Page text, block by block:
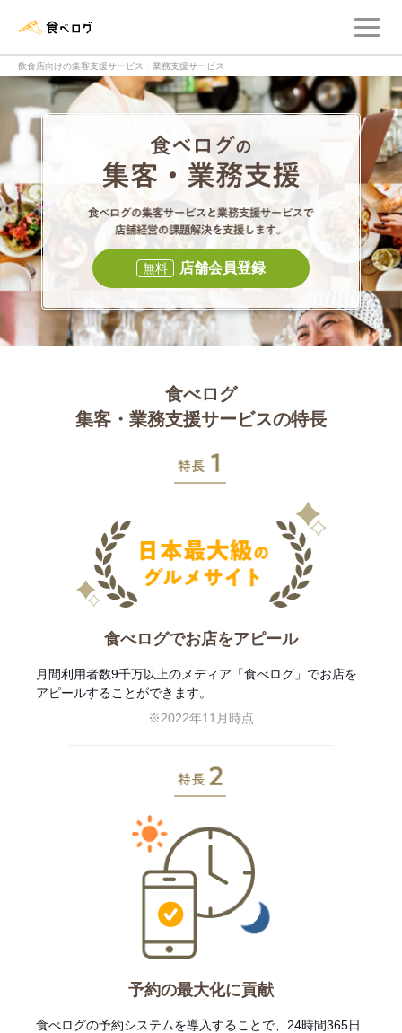
飲食店向けの集客支援サービス・業務支援サービス
食べログの集客
食べログの集
無料 店舗会員登録
食べログ
集客・業務支援サービスの特長
食べログでお店をアピール
月間利用者数9千万以上のメディア「食べログ」でお店を
アピールすることができます。
※2022年11月時点
予約の最大化に貢献
食べログの予約システムを導入することで、24時間365日